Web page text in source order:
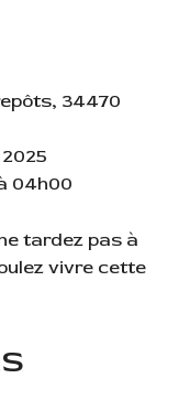
34470
04h00
tardez pas à
vivre cette